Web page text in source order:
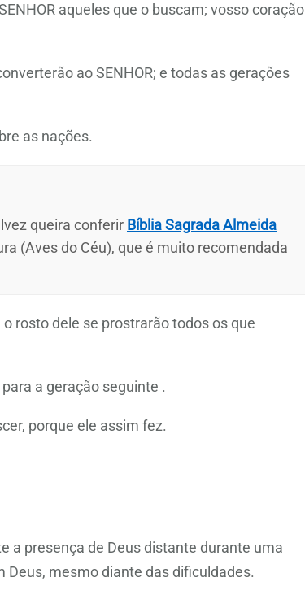
aqueles que o buscam; vosso coração
ao SENHOR; e todas as gerações
as nações.
queira conferir Bíblia Sagrada Almeida
(Aves do Céu), que é muito recomendada
rosto dele se prostrarão todos os que
a geração seguinte .
porque ele assim fez.
a presença de Deus distante durante uma
Deus, mesmo diante das dificuldades.